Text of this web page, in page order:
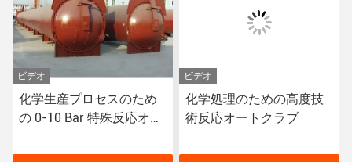
ビデオ
化学生産プロセスのため
の 0-10 Bar 特殊反応オー
ビデオ
化学処理のための高度技
術反応オートクラブ